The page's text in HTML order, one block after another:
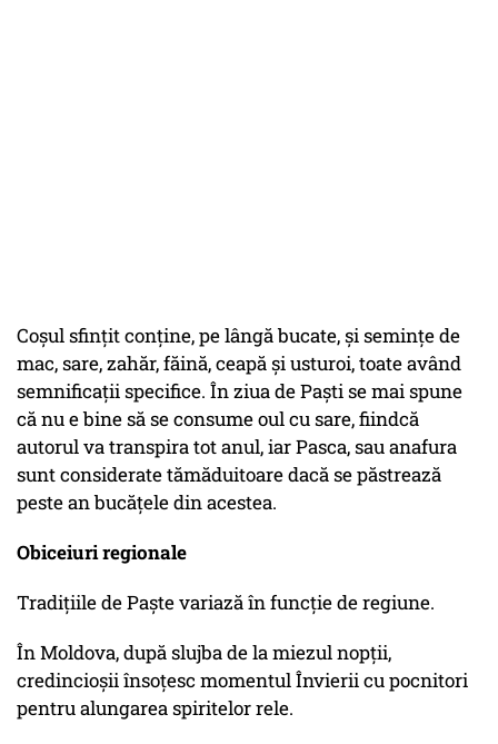
Coșul sfințit conține, pe lângă bucate, și semințe de
mac, sare, zahăr, făină, ceapă și usturoi, toate având
semnificații specifice. În ziua de Paşti se mai spune
că nu e bine să se consume oul cu sare, fiindcă
autorul va transpira tot anul, iar Pasca, sau anafura
sunt considerate tămăduitoare dacă se păstrează
peste an bucăţele din acestea.
Obiceiuri regionale
Tradițiile de Paște variază în funcție de regiune.
În Moldova, după slujba de la miezul nopții,
credincioșii însoțesc momentul Învierii cu pocnitori
pentru alungarea spiritelor rele.